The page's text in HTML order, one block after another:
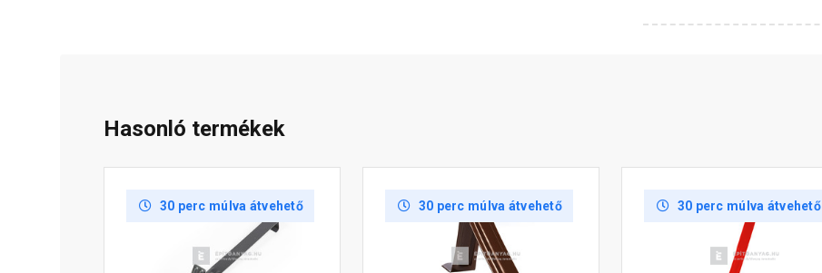
Hasonló termékek
30 perc múlva átvehető 30 perc múlva átvehető 30 perc múlva átvehető